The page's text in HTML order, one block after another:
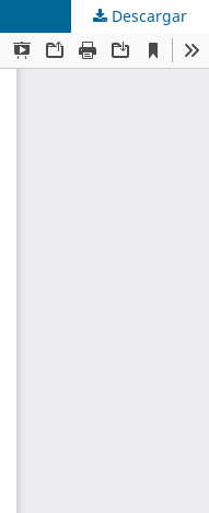
Descargar